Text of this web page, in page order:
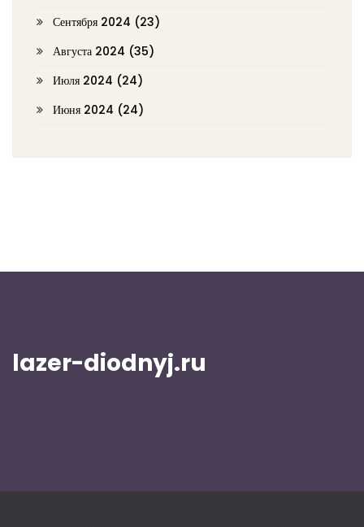
Сентября 2024 (23)
Августа 2024 (35)
Июля 2024 (24)
Июня 2024 (24)
lazer-diodnyj.ru